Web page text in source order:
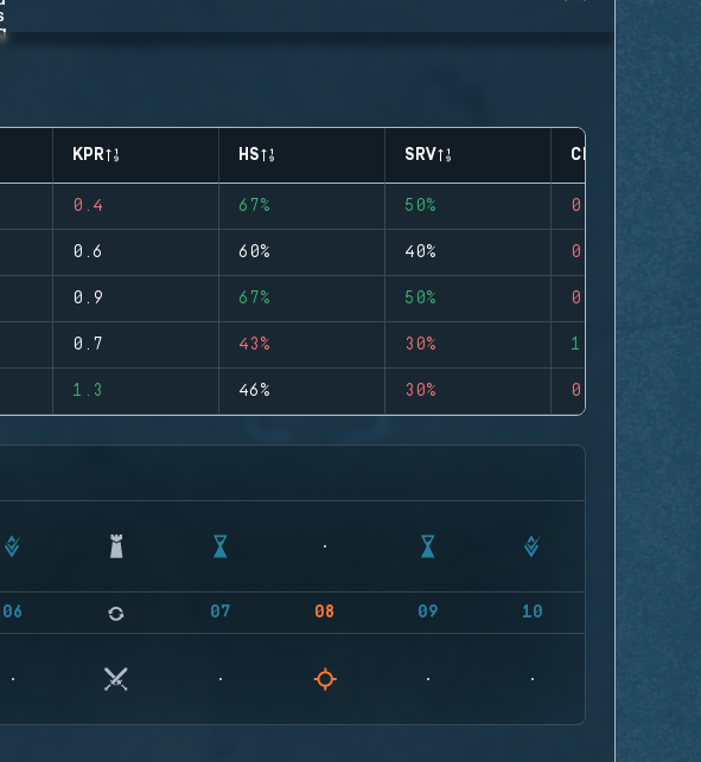
KPR HS SRV CLUTCHES
0.4 67% 50% 0
0.6 60% 40% 0
0.9 67% 50% 0
0.7 43% 30% 1
1.3 46% 30% 0
06 07 08 09 10